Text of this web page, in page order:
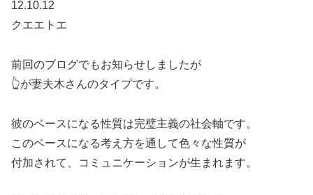
12.10.12
クエエトエ
前回のブログでもお知らせしましたが
👆が妻夫木さんのタイプです。
彼のベースになる性質は完璧主義の社会軸です。
このベースになる考え方を通して色々な性質が
付加されて、コミュニケーションが生まれます。